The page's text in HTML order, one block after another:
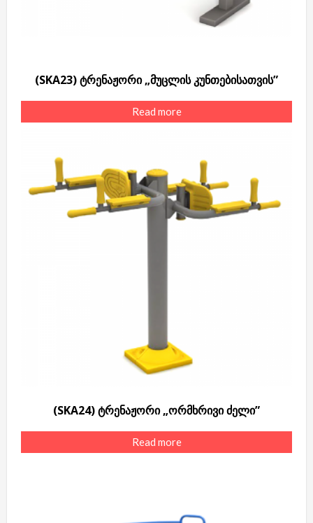
(SKA23) ტრენაჟორი „მუცლის კუნთებისათვის”
Read more
(SKA24) ტრენაჟორი „ორმხრივი ძელი”
Read more